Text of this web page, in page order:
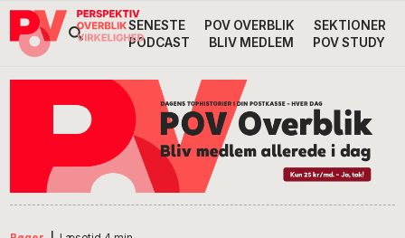
Gå
direkte
Skip
indhold
Gå
direkte
Header
SENESTE POV OVERBLIK
SEKTIONER
PODCAST
BLIV MEDLEM POV STUDY